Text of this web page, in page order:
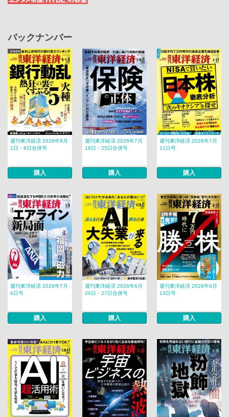
バックナンバー
週刊東洋経済 2026年8月
1日・8日合併号
購入
週刊東洋経済 2026年7月
18日・25日合併号
購入
週刊東洋経済 2026年7月
11日号
購入
週刊東洋経済 2026年7月
4日号
購入
週刊東洋経済 2026年6月
20日・27日合併号
購入
週刊東洋経済 2026年6月
13日号
購入